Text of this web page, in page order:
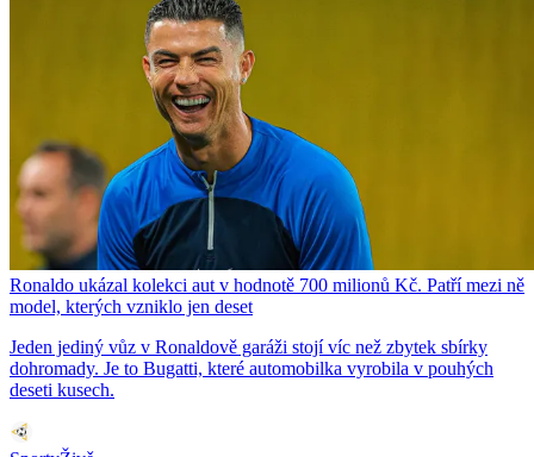
Ronaldo ukázal kolekci aut v hodnotě 700 milionů Kč. Patří mezi ně
model, kterých vzniklo jen deset
Jeden jediný vůz v Ronaldově garáži stojí víc než zbytek sbírky
dohromady. Je to Bugatti, které automobilka vyrobila v pouhých
deseti kusech.